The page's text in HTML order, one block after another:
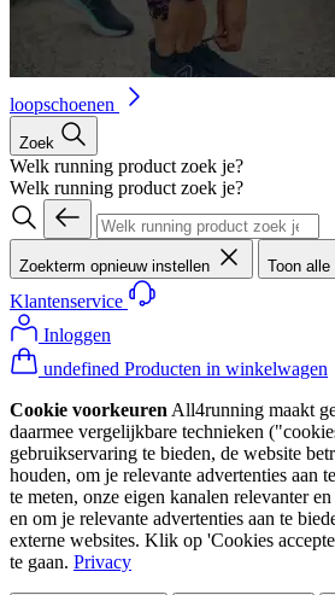
loopschoenen
Zoek
Welk running product zoek je?
Welk running product zoek je?
Zoekterm opnieuw instellen Toon
Klantenservice
Inloggen
undefined Producten in winkelwagen
Cookie voorkeuren All4running maakt
daarmee vergelijkbare technieken
gebruikservaring te bieden, de website
houden, om je relevante advertenties aan
te meten, onze eigen kanalen relevanter
en om je relevante advertenties aan te
externe websites. Klik op 'Cookies
te gaan. Privacy